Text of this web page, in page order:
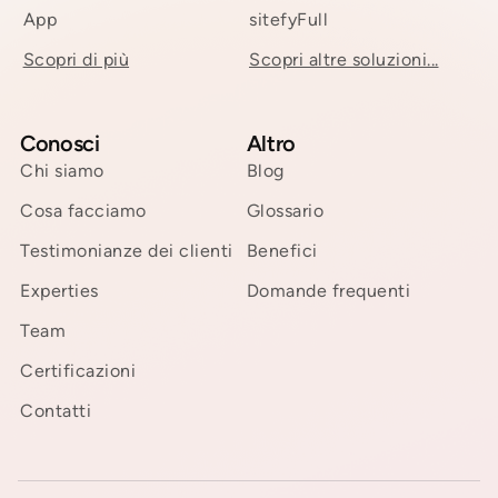
App
Scopri di più
sitefyFull
Scopri altre soluzioni...
Conosci
Chi siamo
Cosa facciamo
Testimonianze dei clienti
Experties
Team
Certificazioni
Contatti
Altro
Blog
Glossario
Benefici
Domande frequenti